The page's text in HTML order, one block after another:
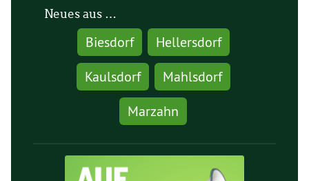
Neues aus …
Biesdorf
Hellersdorf
Kaulsdorf
Mahlsdorf
Marzahn